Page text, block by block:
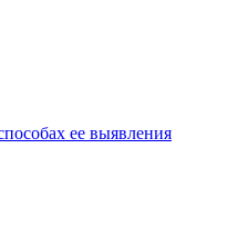
ее выявления